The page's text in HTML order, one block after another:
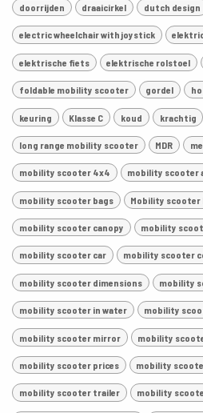
doorrijden draaicirkel dutch design
electric wheelchair with joystick
elektrische fiets elektrische rolstoel
foldable mobility scooter gordel
keuring Klasse C koud krachtig
long range mobility scooter MDR
mobility scooter 4x4 mobility scooter
mobility scooter bags Mobility scooter
mobility scooter canopy mobility
mobility scooter car mobility scooter
mobility scooter dimensions mobility
mobility scooter in water mobility
mobility scooter mirror mobility
mobility scooter prices mobility
mobility scooter trailer mobility